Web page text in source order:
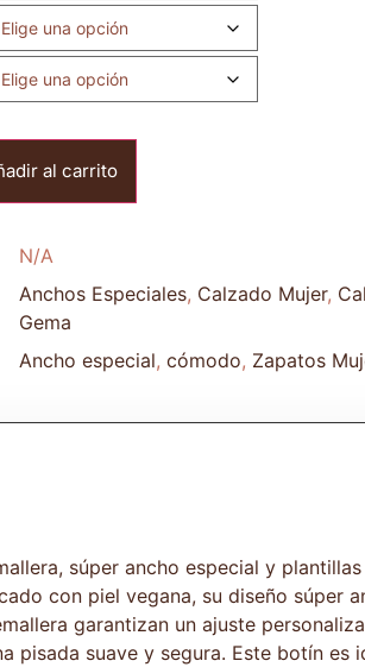
al carrito
N/A
Anchos Especiales, Calzado Mujer,
Gema
Ancho especial, cómodo, Zapatos
súper ancho especial y
con piel vegana, su diseño súper
garantizan un ajuste
pisada suave y segura. Este botín es